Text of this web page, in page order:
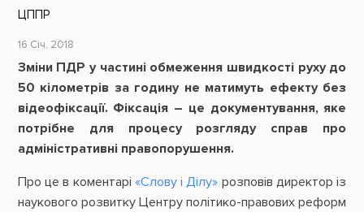
ЦППР
16 Січ, 2018
Зміни ПДР у частині обмеження швидкості руху до
50 кілометрів за годину не матимуть ефекту без
відеофіксації. Фіксація – це документування, яке
потрібне для процесу розгляду справ про
адміністративні правопорушення.
Про це в коментарі «Слову і Ділу» розповів директор із
наукового розвитку Центру політико-правових реформ